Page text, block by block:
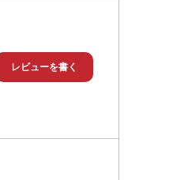
レビューを書く